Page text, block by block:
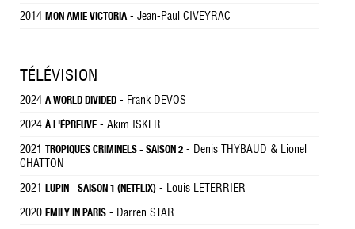
2014 MON AMIE VICTORIA- Jean-Paul CIVEYRAC
TÉLÉVISION
2024 A WORLD DIVIDED - Frank DEVOS
2024 À L'ÉPREUVE - Akim ISKER
2021 TROPIQUES CRIMINELS - SAISON 2 - Denis THYBAUD & Lionel
CHATTON
2021 LUPIN - SAISON 1 (NETFLIX) - Louis LETERRIER
2020 EMILY IN PARIS - Darren STAR